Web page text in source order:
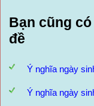
Bạn cũng
đề
Ý nghĩa ngày
Ý nghĩa ngày